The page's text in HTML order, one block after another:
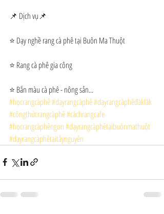
📌 Dịch vụ📌
⭐ Dạy nghề rang cà phê tại Buôn Ma Thuột
⭐ Rang cà phê gia công
⭐ Bắn màu cà phê - nông sản...
#họcrangcàphê#dạyrangcàphê#dạyrangcàphêđăklăk
#côngthứcrangcàphê#cáchrangcafe
#họcrangcàphêngon#dạyrangcàphêtạibuônmathuột
#dạyrangcàphêtạitâynguyên